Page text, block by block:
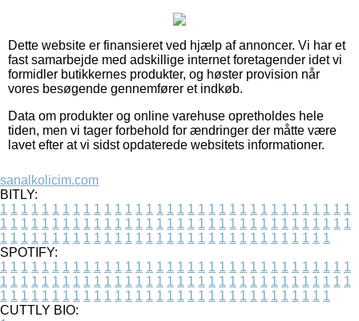
Dette website er finansieret ved hjælp af annoncer. Vi har et
fast samarbejde med adskillige internet foretagender idet vi
formidler butikkernes produkter, og høster provision når
vores besøgende gennemfører et indkøb.
Data om produkter og online varehuse opretholdes hele
tiden, men vi tager forbehold for ændringer der måtte være
lavet efter at vi sidst opdaterede websitets informationer.
sanalkolicim.com
BITLY:
1 1 1 1 1 1 1 1 1 1 1 1 1 1 1 1 1 1 1 1 1 1 1 1 1 1 1 1 1 1 1 1 1 1
1 1 1 1 1 1 1 1 1 1 1 1 1 1 1 1 1 1 1 1 1 1 1 1 1 1 1 1 1 1 1 1 1 1
1 1 1 1 1 1 1 1 1 1 1 1 1 1 1 1 1 1 1 1 1 1 1 1 1 1 1 1 1 1 1 1
SPOTIFY:
1 1 1 1 1 1 1 1 1 1 1 1 1 1 1 1 1 1 1 1 1 1 1 1 1 1 1 1 1 1 1 1 1 1
1 1 1 1 1 1 1 1 1 1 1 1 1 1 1 1 1 1 1 1 1 1 1 1 1 1 1 1 1 1 1 1 1 1
1 1 1 1 1 1 1 1 1 1 1 1 1 1 1 1 1 1 1 1 1 1 1 1 1 1 1 1 1 1 1 1
CUTTLY BIO: